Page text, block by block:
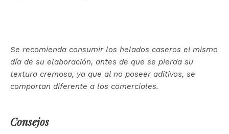
Se recomienda consumir los helados caseros el mismo
día de su elaboración, antes de que se pierda su
textura cremosa, ya que al no poseer aditivos, se
comportan diferente a los comerciales.
Consejos